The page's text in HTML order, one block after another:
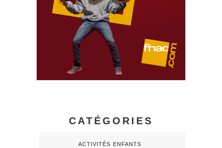
CATÉGORIES
ACTIVITÉS ENFANTS